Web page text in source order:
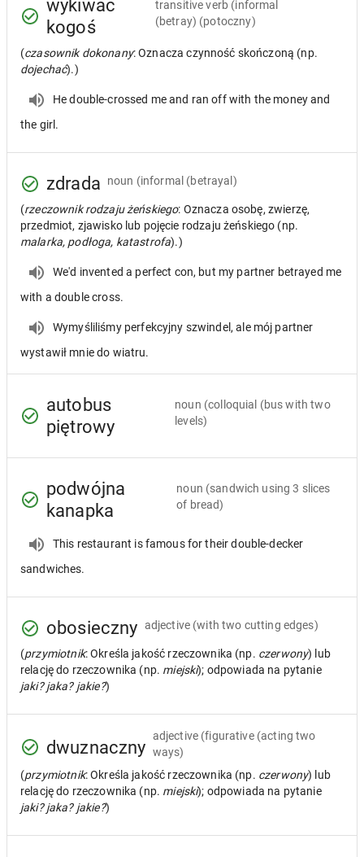
wykiwać
kogoś
transitive verb (informal
(betray) (potoczny)
(czasownik dokonany: Oznacza czynność skończoną (np.
dojechać).)
He double-crossed me and ran off with the money and
the girl.
zdrada noun (informal (betrayal)
(rzeczownik rodzaju żeńskiego: Oznacza osobę, zwierzę,
przedmiot, zjawisko lub pojęcie rodzaju żeńskiego (np.
malarka, podłoga, katastrofa).)
We'd invented a perfect con, but my partner betrayed me
with a double cross.
Wymyśliliśmy perfekcyjny szwindel, ale mój partner
wystawił mnie do wiatru.
autobus
piętrowy
noun (colloquial (bus with two
levels)
podwójna
kanapka
noun (sandwich using 3 slices
of bread)
This restaurant is famous for their double-decker
sandwiches.
obosieczny adjective (with two cutting edges)
(przymiotnik: Określa jakość rzeczownika (np. czerwony) lub
relację do rzeczownika (np. miejski); odpowiada na pytanie
jaki? jaka? jakie?)
dwuznaczny
adjective (figurative (acting two
ways)
(przymiotnik: Określa jakość rzeczownika (np. czerwony) lub
relację do rzeczownika (np. miejski); odpowiada na pytanie
jaki? jaka? jakie?)